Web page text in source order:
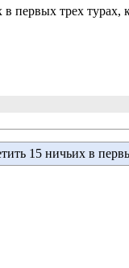
первых трех турах,
15 ничьих в